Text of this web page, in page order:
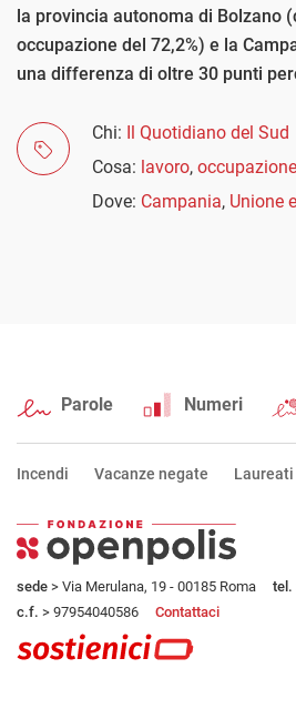
la provincia autonoma di Bolzano
occupazione del 72,2%) e la
una differenza di oltre 30 punti
Chi: Il Quotidiano del Sud
Cosa: lavoro, occupazione
Dove: Campania, Unione
Parole Numeri
Incendi Vacanze negate Laureati
sede > Via Merulana, 19 - 00185 Roma tel.
c.f. > 97954040586 Contattaci